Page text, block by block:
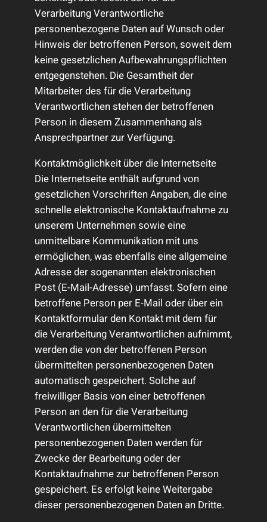
Verarbeitung Verantwortliche
personenbezogene Daten auf Wunsch oder
Hinweis der betroffenen Person, soweit dem
keine gesetzlichen Aufbewahrungspflichten
entgegenstehen. Die Gesamtheit der
Mitarbeiter des für die Verarbeitung
Verantwortlichen stehen der betroffenen
Person in diesem Zusammenhang als
Ansprechpartner zur Verfügung.
Kontaktmöglichkeit über die Internetseite
Die Internetseite enthält aufgrund von
gesetzlichen Vorschriften Angaben, die eine
schnelle elektronische Kontaktaufnahme zu
unserem Unternehmen sowie eine
unmittelbare Kommunikation mit uns
ermöglichen, was ebenfalls eine allgemeine
Adresse der sogenannten elektronischen
Post (E-Mail-Adresse) umfasst. Sofern eine
betroffene Person per E-Mail oder über ein
Kontaktformular den Kontakt mit dem für
die Verarbeitung Verantwortlichen aufnimmt,
werden die von der betroffenen Person
übermittelten personenbezogenen Daten
automatisch gespeichert. Solche auf
freiwilliger Basis von einer betroffenen
Person an den für die Verarbeitung
Verantwortlichen übermittelten
personenbezogenen Daten werden für
Zwecke der Bearbeitung oder der
Kontaktaufnahme zur betroffenen Person
gespeichert. Es erfolgt keine Weitergabe
dieser personenbezogenen Daten an Dritte.